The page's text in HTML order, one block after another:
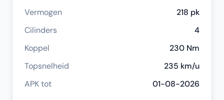
Vermogen
218 pk
Cilinders
4
Koppel
230 Nm
Topsnelheid
235 km/u
APK tot
01-08-2026